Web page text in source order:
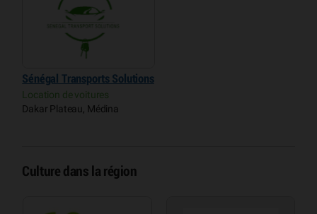
Sénégal Transports Solutions
Location de voitures
Dakar Plateau, Médina
Culture dans la région